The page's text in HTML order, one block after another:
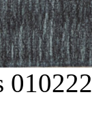
010222